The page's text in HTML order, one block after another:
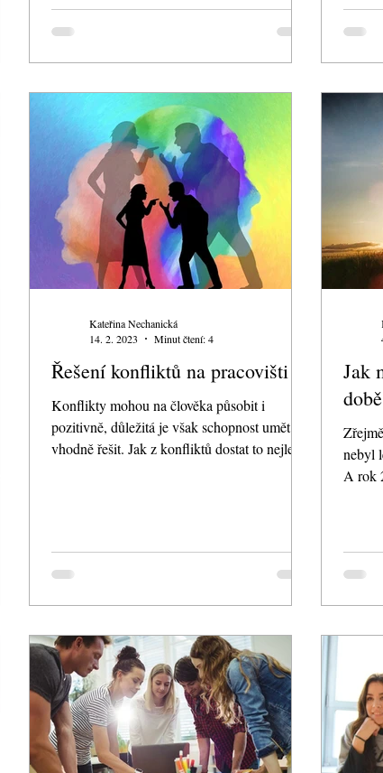
Řešení konfliktů na pracovišti
Konflikty mohou na člověka působit i
pozitivně, důležitá je však schopnost umět je
vhodně řešit. Jak z konfliktů dostat to nejlepší
Kateřina Nechanická
14. 2. 2023
Minut čtení: 4
Jak
době
nebyl
A rok